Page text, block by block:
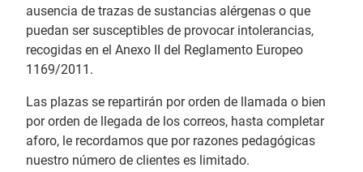
ausencia de trazas de sustancias alérgenas o que
puedan ser susceptibles de provocar intolerancias,
recogidas en el Anexo II del Reglamento Europeo
1169/2011.
Las plazas se repartirán por orden de llamada o bien
por orden de llegada de los correos, hasta completar
aforo, le recordamos que por razones pedagógicas
nuestro número de clientes es limitado.